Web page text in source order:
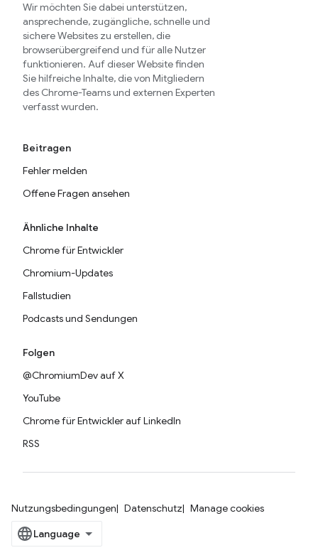
Wir möchten Sie dabei unterstützen,
ansprechende, zugängliche, schnelle und
sichere Websites zu erstellen, die
browserübergreifend und für alle Nutzer
funktionieren. Auf dieser Website finden
Sie hilfreiche Inhalte, die von Mitgliedern
des Chrome-Teams und externen Experten
verfasst wurden.
Beitragen
Fehler melden
Offene Fragen ansehen
Ähnliche Inhalte
Chrome für Entwickler
Chromium-Updates
Fallstudien
Podcasts und Sendungen
Folgen
@ChromiumDev auf X
YouTube
Chrome für Entwickler auf LinkedIn
RSS
Nutzungsbedingungen Datenschutz Manage cookies